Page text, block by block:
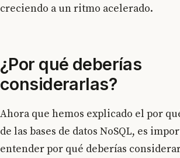
creciendo a un ritmo acelerado.
¿Por qué deberías
considerarlas?
Ahora que hemos explicado el por
de las bases de datos NoSQL, es
entender por qué deberías